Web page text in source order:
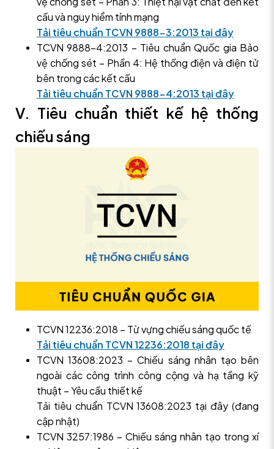
cấu và nguy hiểm tính mạng
Tải tiêu chuẩn TCVN 9888-3:2013 tại đây
TCVN 9888-4:2013 – Tiêu chuẩn Quốc gia Bảo
vệ chống sét – Phần 4: Hệ thống điện và điện tử
bên trong các kết cấu
Tải tiêu chuẩn TCVN 9888-4:2013 tại đây
V. Tiêu chuẩn thiết kế hệ thống
chiếu sáng
TCVN 12236:2018 – Từ vựng chiếu sáng quốc tế
Tải tiêu chuẩn TCVN 12236:2018 tại đây
TCVN 13608:2023 – Chiếu sáng nhân tạo bên
ngoài các công trình công cộng và hạ tầng kỹ
thuật – Yêu cầu thiết kế
Tải tiêu chuẩn TCVN 13608:2023 tại đây (đang
cập nhật)
TCVN 3257:1986 – Chiếu sáng nhân tạo trong xí